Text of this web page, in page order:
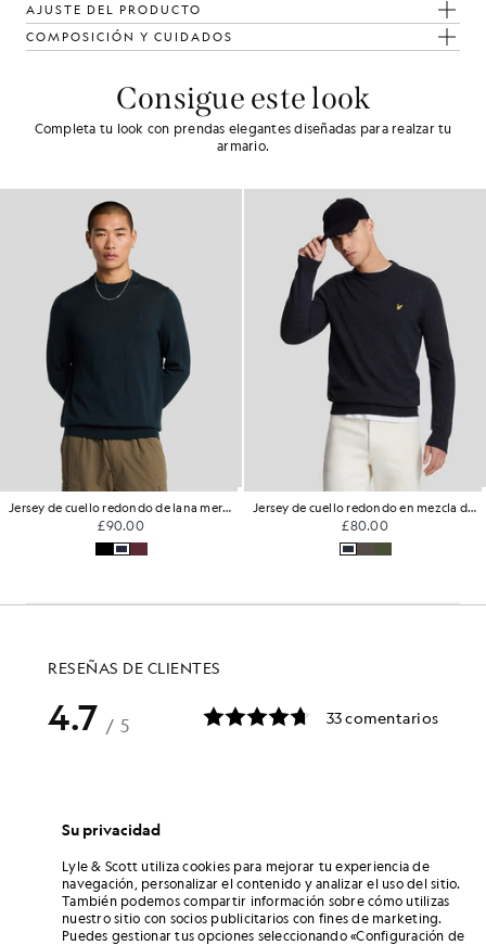
AJUSTE DEL PRODUCTO
COMPOSICIÓN Y CUIDADOS
Consigue este look
Completa tu look con prendas elegantes diseñadas para realzar tu
armario.
Jersey de cuello redondo de lana merina
£90.00
Jersey de cuello redondo en mezcla de lana de cordero
£80.00
Su privacidad
Lyle & Scott utiliza cookies para mejorar tu experiencia de
navegación, personalizar el contenido y analizar el uso del sitio.
También podemos compartir información sobre cómo utilizas
nuestro sitio con socios publicitarios con fines de marketing.
Puedes gestionar tus opciones seleccionando «Configuración de